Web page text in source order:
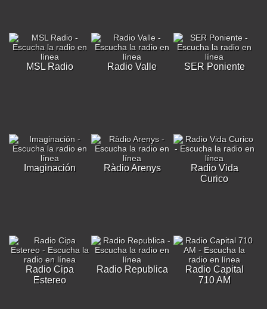
MSL Radio Radio Valle SER Poniente
Imaginación Ràdio Arenys
Radio Vida
Curico
Radio Cipa
Estereo
Radio Republica
Radio Capital
710 AM